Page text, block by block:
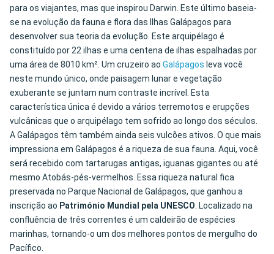
para os viajantes, mas que inspirou Darwin. Este último baseia-
se na evolução da fauna e flora das Ilhas Galápagos para
desenvolver sua teoria da evolução. Este arquipélago é
constituído por 22 ilhas e uma centena de ilhas espalhadas por
uma área de 8010 km². Um cruzeiro ao Galápagos leva você
neste mundo único, onde paisagem lunar e vegetação
exuberante se juntam num contraste incrível. Esta
característica única é devido a vários terremotos e erupções
vulcânicas que o arquipélago tem sofrido ao longo dos séculos.
A Galápagos têm também ainda seis vulcões ativos. O que mais
impressiona em Galápagos é a riqueza de sua fauna. Aqui, você
será recebido com tartarugas antigas, iguanas gigantes ou até
mesmo Atobás-pés-vermelhos. Essa riqueza natural fica
preservada no Parque Nacional de Galápagos, que ganhou a
inscrição ao Património Mundial pela UNESCO. Localizado na
confluência de três correntes é um caldeirão de espécies
marinhas, tornando-o um dos melhores pontos de mergulho do
Pacífico.